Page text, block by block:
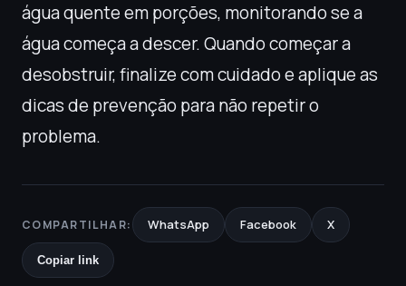
água quente em porções, monitorando se a
água começa a descer. Quando começar a
desobstruir, finalize com cuidado e aplique as
dicas de prevenção para não repetir o
problema.
COMPARTILHAR: WhatsApp Facebook X
Copiar link